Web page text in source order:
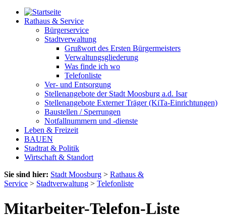
Rathaus & Service
Bürgerservice
Stadtverwaltung
Grußwort des Ersten Bürgermeisters
Verwaltungsgliederung
Was finde ich wo
Telefonliste
Ver- und Entsorgung
Stellenangebote der Stadt Moosburg a.d. Isar
Stellenangebote Externer Träger (KiTa-Einrichtungen)
Baustellen / Sperrungen
Notfallnummern und -dienste
Leben & Freizeit
BAUEN
Stadtrat & Politik
Wirtschaft & Standort
Sie sind hier: Stadt Moosburg > Rathaus &
Service > Stadtverwaltung > Telefonliste
Mitarbeiter-Telefon-Liste